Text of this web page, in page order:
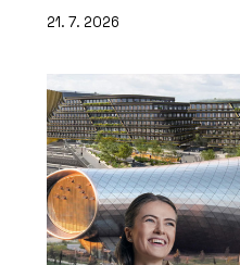
21. 7. 2026